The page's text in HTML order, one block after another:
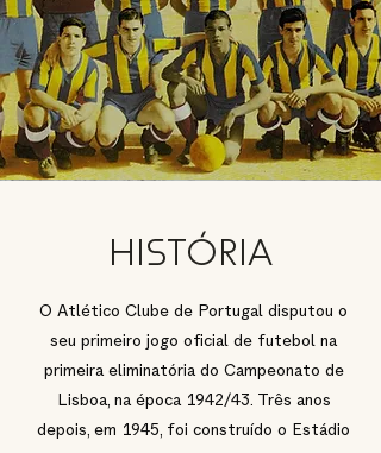
HISTÓRIA
O Atlético Clube de Portugal disputou o
seu primeiro jogo oficial de futebol na
primeira eliminatória do Campeonato de
Lisboa, na época 1942/43. Três anos
depois, em 1945, foi construído o Estádio